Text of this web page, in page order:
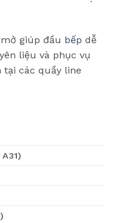
giúp đầu bếp dễ
liệu và phục vụ
tại các quầy line